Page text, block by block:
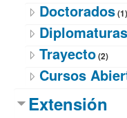
Doctorados(1)
Diplomaturas
Trayecto(2)
Cursos
Extensión